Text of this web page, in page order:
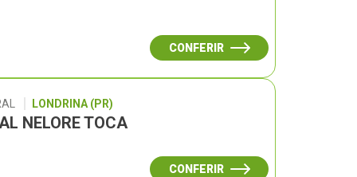
CONFERIR
LONDRINA (PR)
NELORE TOCA
CONFERIR